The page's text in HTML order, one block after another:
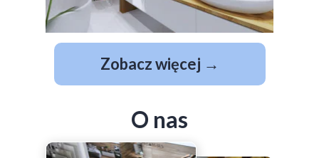
Zobacz więcej →
O nas